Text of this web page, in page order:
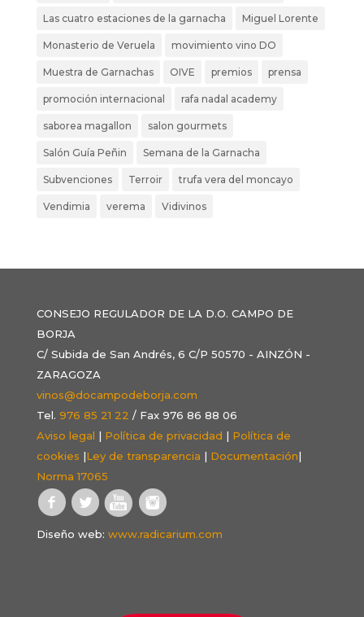
Las cuatro estaciones de la garnacha Miguel Lorente
Monasterio de Veruela movimiento vino DO
Muestra de Garnachas OIVE premios prensa
promoción internacional rafa nadal academy
saborea magallon salon gourmets
Salón Guía Peñin Semana de la Garnacha
Subvenciones Terroir trufa vera del moncayo
Vendimia verema Vidivinos
CONSEJO REGULADOR DE LA D.O. CAMPO DE
BORJA
C/ Subida de San Andrés, 6 C/P 50570 - AINZÓN -
ZARAGOZA
vinos@docampodeborja.com
Tel. 976 85 21 22 / Fax 976 86 88 06
Aviso legal | Política de privacidad | Política de
cookies |Ley de transparencia | Documentación|
Norma 17065
Diseño web: www.radicarium.com